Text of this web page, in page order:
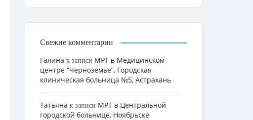
Свежие комментарии
Галина к записи МРТ в Медицинском
центре “Черноземье”, Городская
клиническая больница №5, Астрахань
Татьяна к записи МРТ в Центральной
городской больнице, Ноябрьске